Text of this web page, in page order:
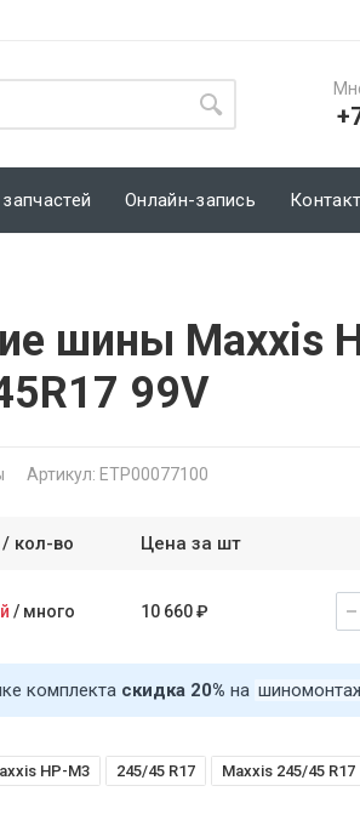
Онлайн-запись
шины Maxxis
99V
Артикул: ETP00077100
/ кол-во Цена за шт
/ много 10 660 ₽
комплекта скидка 20% на
HP-M3 245/45 R17 Maxxis 245/45 R17